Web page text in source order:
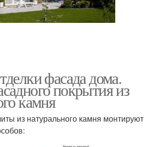
фасада дома.
покрытия из
камня
из натурального камня монтируют